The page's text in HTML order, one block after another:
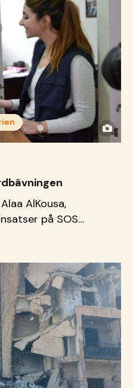
AlKousa,
på SOS
i
som
och Turkiet för ett